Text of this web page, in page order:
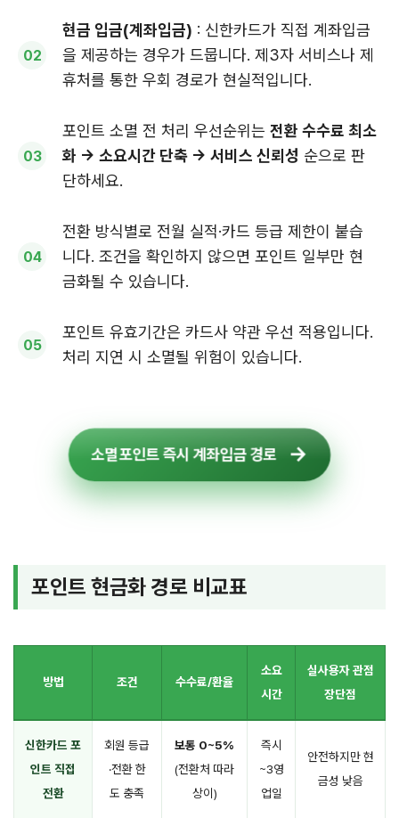
현금 입금(계좌입금) : 신한카드가 직접 계좌입금
을 제공하는 경우가 드뭅니다. 제3자 서비스나 제
휴처를 통한 우회 경로가 현실적입니다.
포인트 소멸 전 처리 우선순위는 전환 수수료 최소
화 → 소요시간 단축 → 서비스 신뢰성 순으로 판
단하세요.
전환 방식별로 전월 실적·카드 등급 제한이 붙습
니다. 조건을 확인하지 않으면 포인트 일부만 현
금화될 수 있습니다.
포인트 유효기간은 카드사 약관 우선 적용입니다.
처리 지연 시 소멸될 위험이 있습니다.
소멸포인트 즉시 계좌입금 경로
포인트 현금화 경로 비교표
방법 조건 수수료/환율
소요
시간
실사용자 관점
장단점
신한카드 포
인트 직접
전환
회원 등급
·전환 한
도 충족
보통 0~5%
(전환처 따라
상이)
즉시
~3영
업일
안전하지만 현
금성 낮음